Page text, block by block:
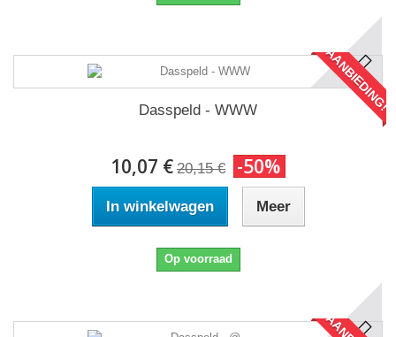
AANBIEDING!
Dasspeld - WWW
10,07 € 20,15 € -50%
In winkelwagen Meer
Op voorraad